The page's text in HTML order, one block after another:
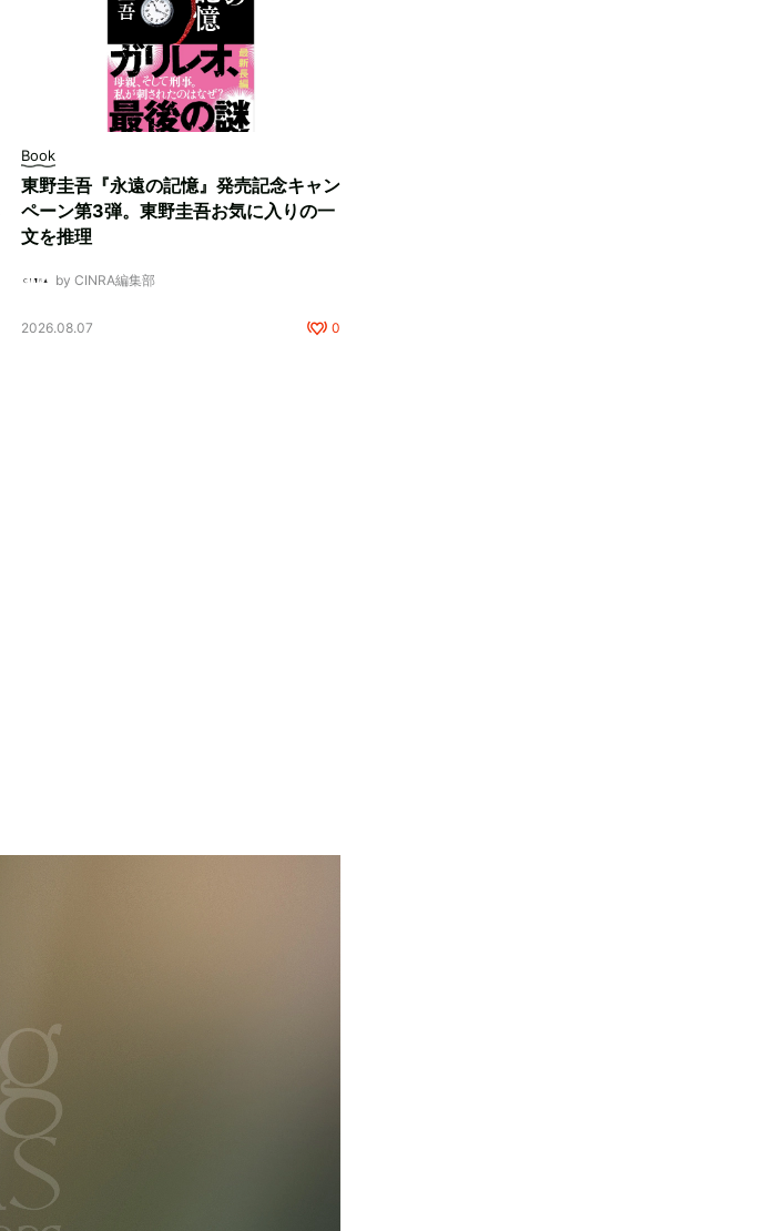
Book
東野圭吾『永遠の記憶』発売記念キャン
ペーン第3弾。東野圭吾お気に入りの一
文を推理
by CINRA編集部
2026.08.07 0